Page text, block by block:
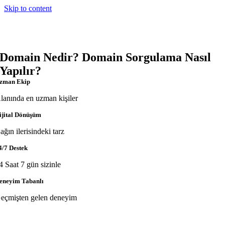
Skip to content
Domain Nedir? Domain Sorgulama Nasıl
Yapılır?
Ekip
en uzman kişiler
Dönüşüm
ilerisindeki tarz
7 Destek
Saat 7 gün sizinle
Tabanlı
gelen deneyim